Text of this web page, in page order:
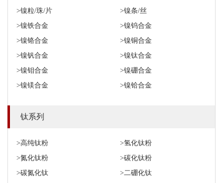
>镍粒/珠/片
>镍条/丝
>镍铁合金
>镍钨合金
>镍铬合金
>镍铜合金
>镍钒合金
>镍钛合金
>镍钼合金
>镍硼合金
>镍镁合金
>镍铪合金
钛系列
>高纯钛粉
>氢化钛粉
>氮化钛粉
>碳化钛粉
>碳氮化钛
>二硼化钛